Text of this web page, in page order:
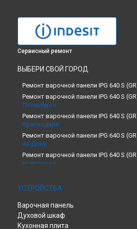
Сервисный ремонт
ВЫБЕРИ СВОЙ ГОРОД
Ремонт варочной панели IPG 640 S
Ремонт варочной панели IPG 640 S
Петербурге
Ремонт варочной панели IPG 640 S
Краснодаре
Ремонт варочной панели IPG 640 S
на-Дону
Ремонт варочной панели IPG 640 S
Новгороде
Новосибирске
Челябинске
Ремонт варочной панели IPG 640 S
Екатеринбурге
УСТРОЙСТВА
Варочная панель
Духовой шкаф
Кухонная плита